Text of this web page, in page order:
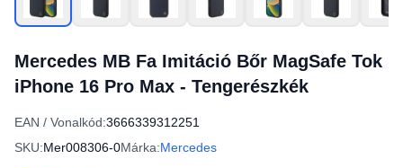
Mercedes MB Fa Imitáció Bőr MagSafe Tok
iPhone 16 Pro Max - Tengerészkék
EAN / Vonalkód:3666339312251
SKU:Mer008306-0Márka:Mercedes